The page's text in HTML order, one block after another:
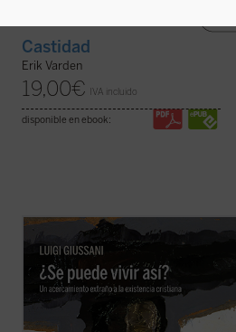
Castidad
Erik Varden
19,00€ IVA incluido
disponible en ebook:
Un libro en el que el genio del autor brilla
especialmente, en un recorrido
humanamente razonable y atractivo a
través de los conceptos principales que
describen la existencia cristiana: fe
(libertad, obediencia), esperanza